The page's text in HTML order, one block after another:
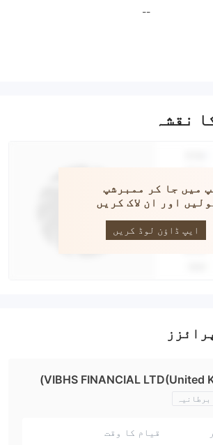
--
نقشہ
میں جا کر ممبرشپ
اور ان لاک کریں
ایپ ڈاؤن لوڈ کریں
VIBHS
VIBHS FINANCIAL LTD(United
برطانیہ
قیام کا وقت